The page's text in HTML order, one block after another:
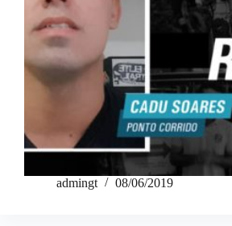
admingt 08/06/2019